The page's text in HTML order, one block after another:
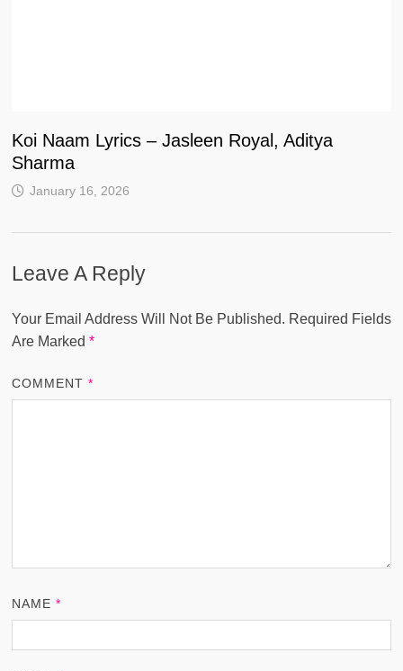
Koi Naam Lyrics – Jasleen Royal, Aditya
Sharma
January 16, 2026
Leave A Reply
Your Email Address Will Not Be Published. Required Fields
Are Marked *
COMMENT*
NAME*